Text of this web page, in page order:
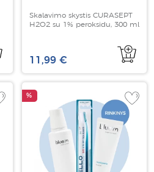
Skalavimo skystis CURASEPT
H2O2 su 1% peroksidu, 300 ml
11,99 €
%